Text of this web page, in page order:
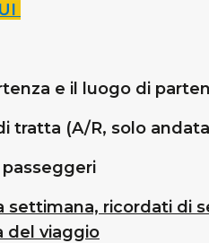
e il luogo di
tratta (A/R, solo
settimana, ricordati di
del viaggio